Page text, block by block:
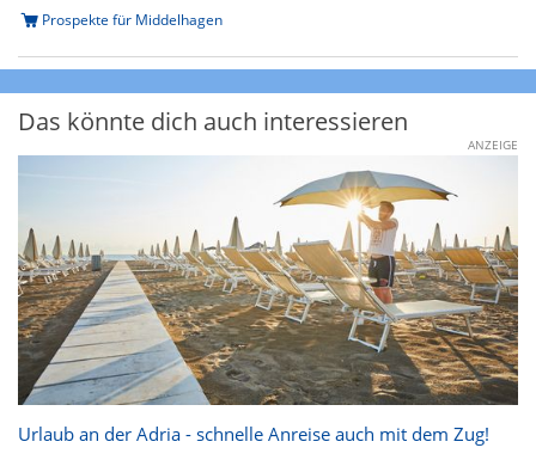
Prospekte für Middelhagen
Das könnte dich auch interessieren
ANZEIGE
Urlaub an der Adria - schnelle Anreise auch mit dem Zug!